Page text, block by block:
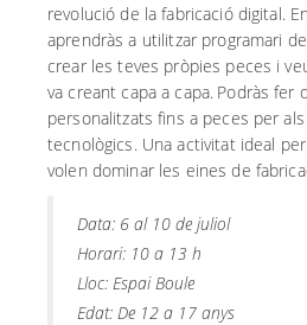
revolució de la fabricació digital.
aprendràs a utilitzar programari
crear les teves pròpies peces i
va creant capa a capa. Podràs fer
personalitzats fins a peces per
tecnològics. Una activitat ideal
volen dominar les eines de
Data: 6 al 10 de juliol
Horari: 10 a 13 h
Lloc: Espai Boule
Edat: De 12 a 17 anys